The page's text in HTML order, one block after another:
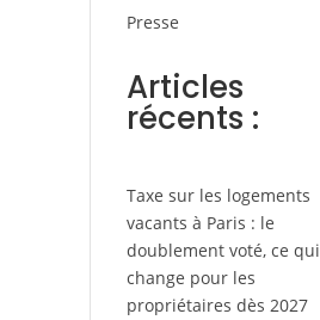
Presse
Articles
récents :
Taxe sur les logements
vacants à Paris : le
doublement voté, ce qui
change pour les
propriétaires dès 2027